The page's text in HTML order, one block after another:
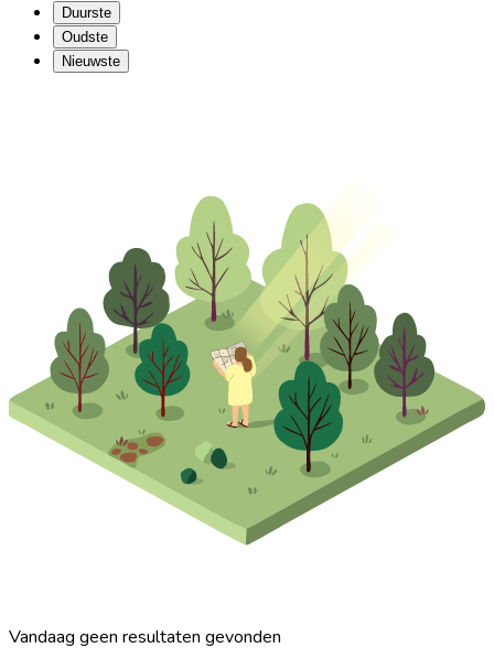
Duurste
Oudste
Nieuwste
Vandaag geen resultaten gevonden